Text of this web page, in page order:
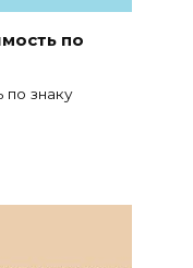
по
по знаку